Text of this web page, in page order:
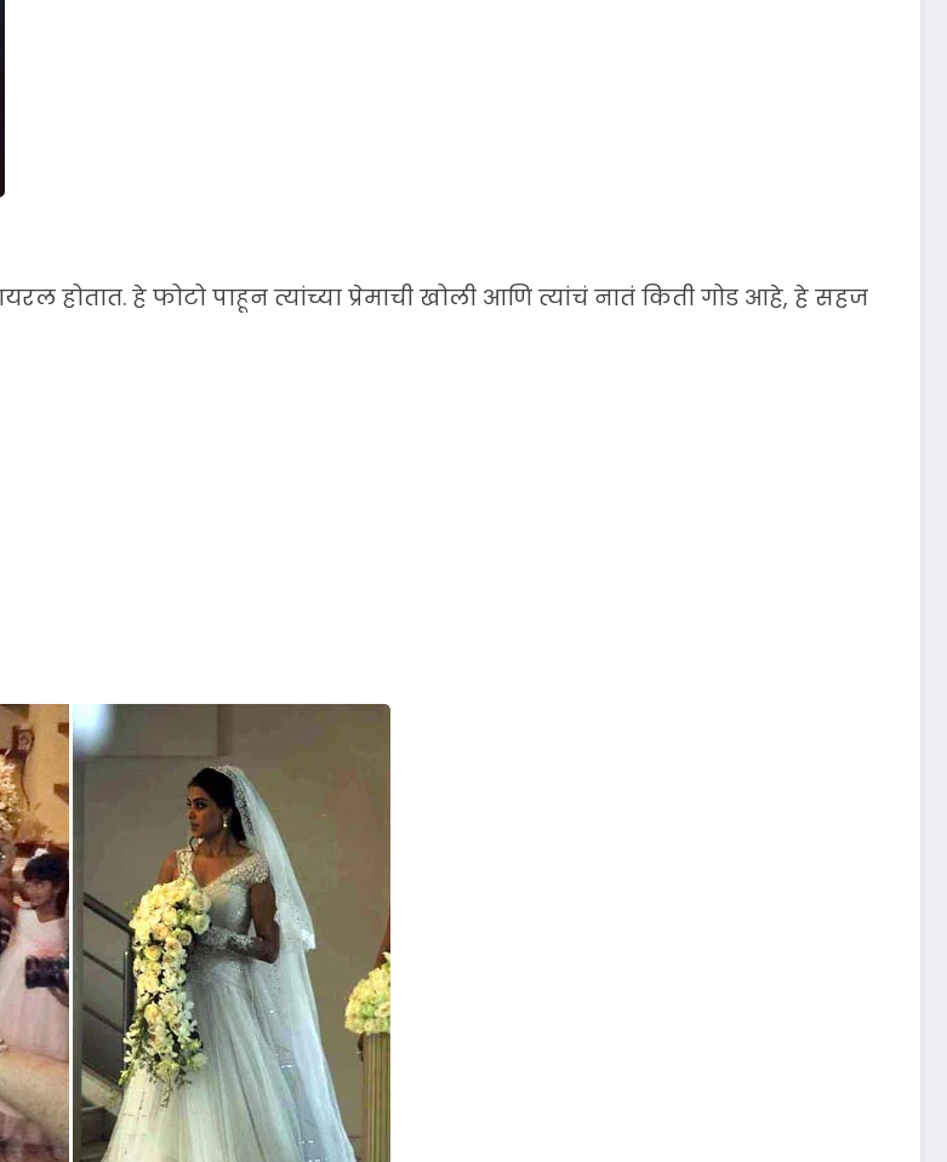
होतात. हे फोटो पाहून त्यांच्या प्रेमाची खोली आणि त्यांचं नातं किती गोड आहे, हे सहज